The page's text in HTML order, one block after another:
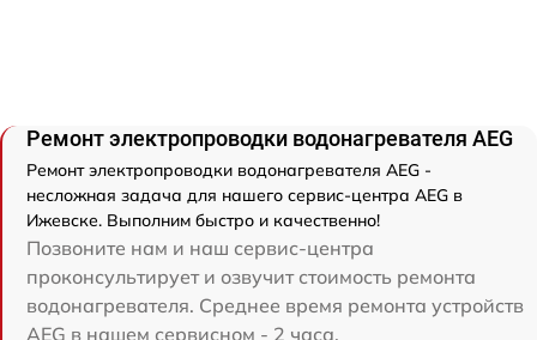
Ремонт электропроводки водонагревателя AEG
Ремонт электропроводки водонагревателя AEG -
несложная задача для нашего сервис-центра AEG в
Ижевске. Выполним быстро и качественно!
Позвоните нам и наш сервис-центра
проконсультирует и озвучит стоимость ремонта
водонагревателя. Среднее время ремонта устройств
AEG в нашем сервисном - 2 часа.